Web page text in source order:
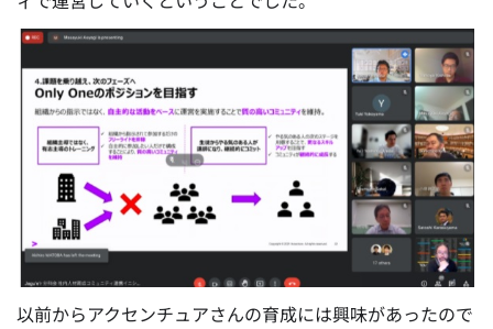
以前からアクセンチュアさんの育成には興味があったので